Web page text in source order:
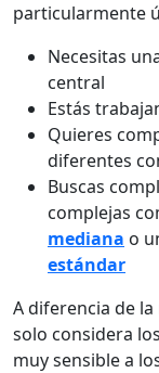
particularmente
Necesitas
central
Estás
Quieres
diferentes
Buscas
complejas
mediana o
estándar
A diferencia de
solo considera
muy sensible a